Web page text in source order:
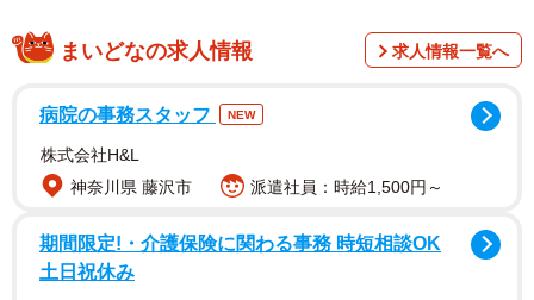
まいどなの求人情報 求人情報一覧へ
病院の事務スタッフ NEW
株式会社H&L
神奈川県 藤沢市
派遣社員：時給1,500円～
期間限定!・介護保険に関わる事務 時短相談OK
土日祝休み